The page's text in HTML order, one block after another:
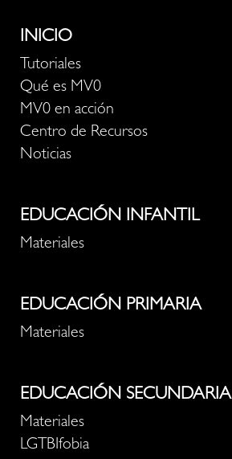
INICIO
Tutoriales
Qué es MV0
MV0 en acción
Centro de Recursos
Noticias
EDUCACIÓN INFANTIL
Materiales
EDUCACIÓN PRIMARIA
Materiales
EDUCACIÓN SECUNDARIA
Materiales
LGTBIfobia